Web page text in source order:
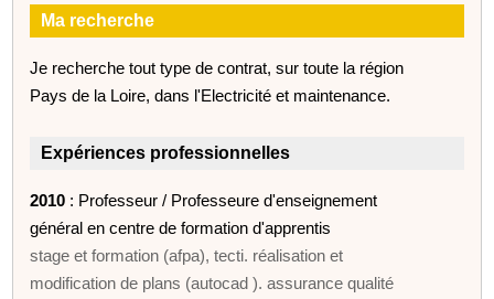
Ma recherche
Je recherche tout type de contrat, sur toute la région
Pays de la Loire, dans l'Electricité et maintenance.
Expériences professionnelles
2010 : Professeur / Professeure d'enseignement
général en centre de formation d'apprentis
stage et formation (afpa), tecti. réalisation et
modification de plans (autocad ). assurance qualité